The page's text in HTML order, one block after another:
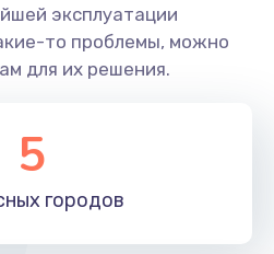
экрана
мембраны
руб.
эксплуатации
то проблемы, можно
для их решения.
5
городов